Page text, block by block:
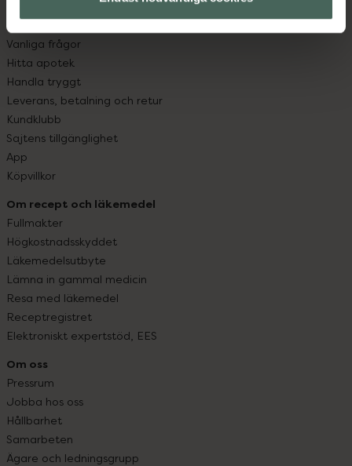
Kontakta oss
Vanliga frågor
Hitta apotek
Handla tryggt
Leverans, betalning och retur
Kundklubb
Sajtens tillgänglighet
App
Köpvillkor
Om recept och läkemedel
Fullmakter
Högkostnadsskyddet
Läkemedelsutbyte
Lämna in gammal medicin
Resa med läkemedel
Receptregistret
Elektroniskt expertstöd, EES
Om oss
Pressrum
Jobba hos oss
Hållbarhet
Samarbeten
Ägare och ledningsgrupp